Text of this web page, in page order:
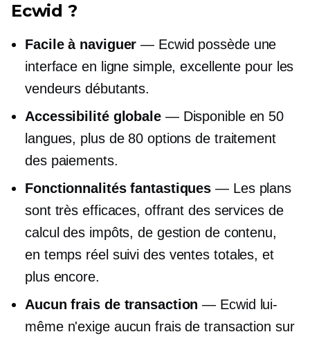
Ecwid ?
Facile à naviguer — Ecwid possède une
interface en ligne simple, excellente pour les
vendeurs débutants.
Accessibilité globale— Disponible en 50
langues, plus de 80 options de traitement
des paiements.
Fonctionnalités fantastiques — Les plans
sont très efficaces, offrant des services de
calcul des impôts, de gestion de contenu,
en temps réel suivi des ventes totales, et
plus encore.
Aucun frais de transaction — Ecwid lui-
même n'exige aucun frais de transaction sur